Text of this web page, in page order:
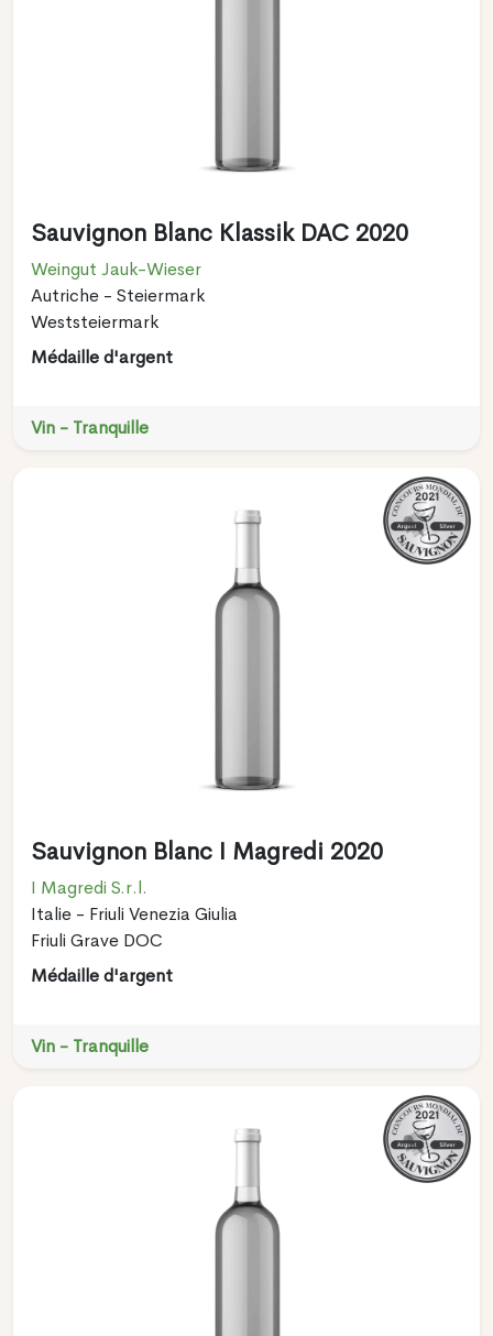
Sauvignon Blanc Klassik DAC 2020
Weingut Jauk-Wieser
Autriche - Steiermark
Weststeiermark
Médaille d'argent
Vin - Tranquille
Sauvignon Blanc I Magredi 2020
I Magredi S.r.l.
Italie - Friuli Venezia Giulia
Friuli Grave DOC
Médaille d'argent
Vin - Tranquille